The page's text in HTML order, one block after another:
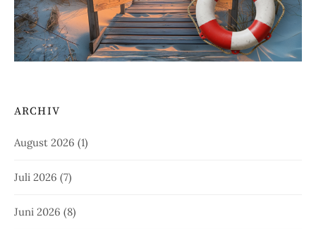
ARCHIV
August 2026 (1)
Juli 2026 (7)
Juni 2026 (8)